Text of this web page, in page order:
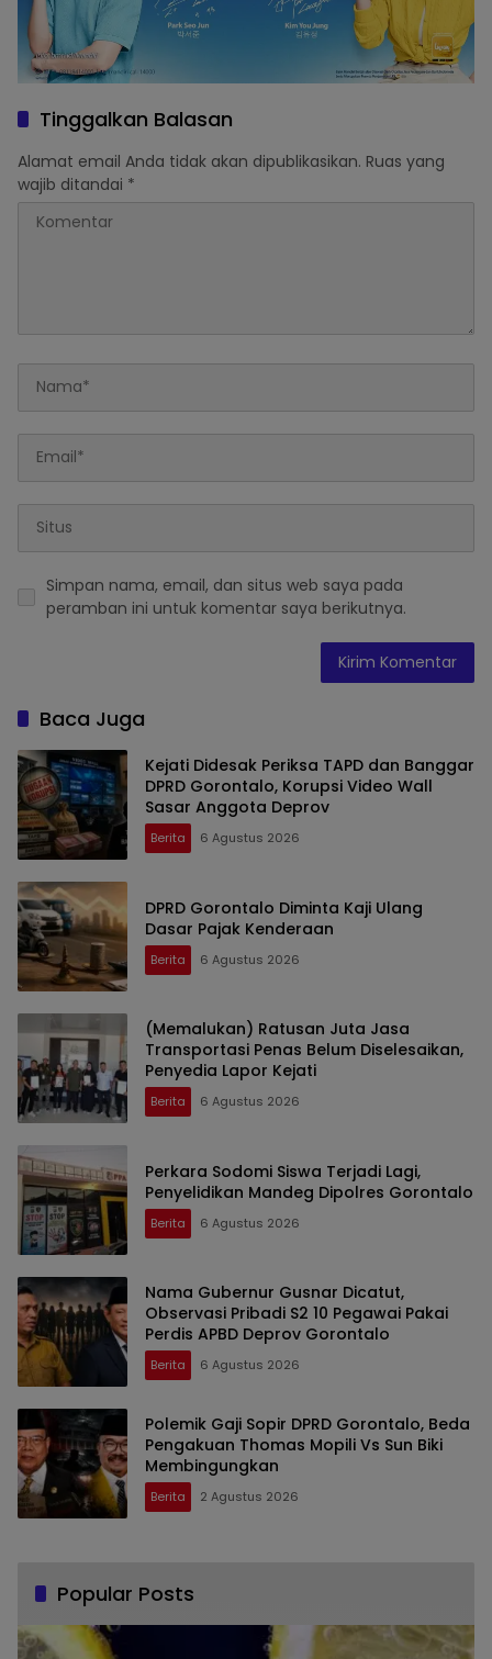
Tinggalkan Balasan
Alamat email Anda tidak akan dipublikasikan. Ruas yang
wajib ditandai *
Simpan nama, email, dan situs web saya pada
peramban ini untuk komentar saya berikutnya.
Baca Juga
Kejati Didesak Periksa TAPD dan Banggar
DPRD Gorontalo, Korupsi Video Wall
Sasar Anggota Deprov
Berita 6 Agustus 2026
DPRD Gorontalo Diminta Kaji Ulang
Dasar Pajak Kenderaan
Berita 6 Agustus 2026
(Memalukan) Ratusan Juta Jasa
Transportasi Penas Belum Diselesaikan,
Penyedia Lapor Kejati
Berita 6 Agustus 2026
Perkara Sodomi Siswa Terjadi Lagi,
Penyelidikan Mandeg Dipolres Gorontalo
Berita 6 Agustus 2026
Nama Gubernur Gusnar Dicatut,
Observasi Pribadi S2 10 Pegawai Pakai
Perdis APBD Deprov Gorontalo
Berita 6 Agustus 2026
Polemik Gaji Sopir DPRD Gorontalo, Beda
Pengakuan Thomas Mopili Vs Sun Biki
Membingungkan
Berita 2 Agustus 2026
Popular Posts